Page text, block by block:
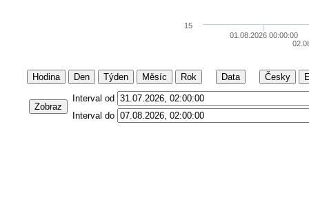
01.08.2026 00:00:00
15
Hodina Den Týden Měsíc Rok Data Česky
Zobraz
Interval od
Interval do